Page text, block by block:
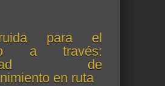
para el
a través:
de
en ruta